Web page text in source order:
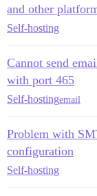
and other
Self-hosting
Cannot send
with port 465
Self-hostingemail
Problem with
configuration
Self-hosting